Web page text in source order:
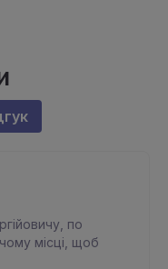
по
місці, щоб